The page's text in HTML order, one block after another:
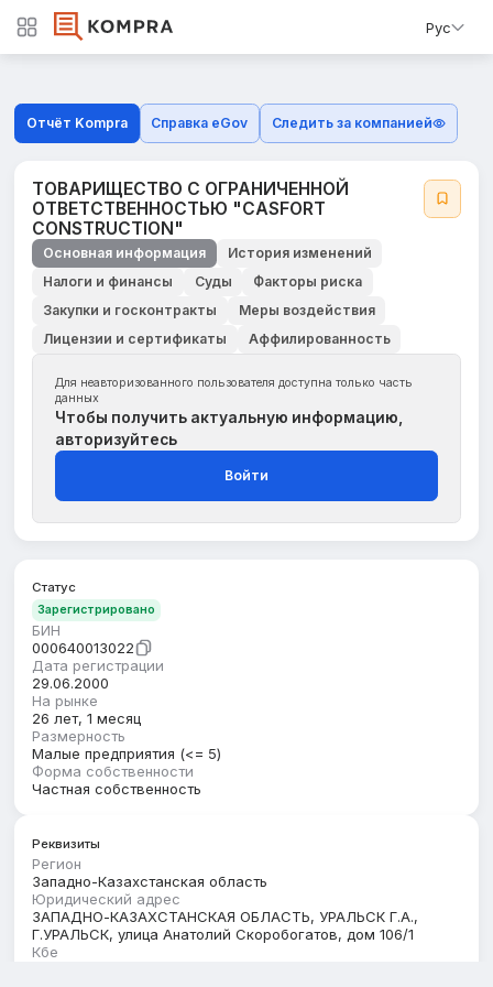
Рус
Отчёт Kompra Справка eGov Следить за компанией
ТОВАРИЩЕСТВО С ОГРАНИЧЕННОЙ
ОТВЕТСТВЕННОСТЬЮ "CASFORT
CONSTRUCTION"
Основная информация
История изменений
Налоги и финансы
Суды
Факторы риска
Закупки и госконтракты
Меры воздействия
Лицензии и сертификаты
Аффилированность
Для неавторизованного пользователя доступна только часть
данных
Чтобы получить актуальную информацию,
авторизуйтесь
Войти
Статус
Зарегистрировано
БИН
000640013022
Дата регистрации
29.06.2000
На рынке
26 лет, 1 месяц
Размерность
Малые предприятия (<= 5)
Форма собственности
Частная собственность
Реквизиты
Регион
Западно-Казахстанская область
Юридический адрес
ЗАПАДНО-КАЗАХСТАНСКАЯ ОБЛАСТЬ, УРАЛЬСК Г.А.,
Г.УРАЛЬСК, улица Анатолий Скоробогатов, дом 106/1
Кбе